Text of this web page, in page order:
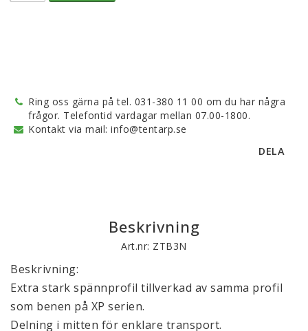
Ring oss gärna på tel. 031-380 11 00 om du har några
frågor. Telefontid vardagar mellan 07.00-1800.
Kontakt via mail: info@tentarp.se
DELA
Beskrivning
Art.nr: ZTB3N
Beskrivning:
Extra stark spännprofil tillverkad av samma profil
som benen på XP serien.
Delning i mitten för enklare transport.